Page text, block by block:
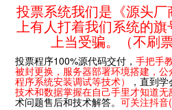
投票系统我们是《源头
上有人打着我们系统的
上当受骗。（不刷
投票程序100%源代码交付，手把手
被封更换，服务器部署环境搭建，
程序系统安装调试等技术） ，直到学
技术和数据掌握在自己手里才知道
术问题售后和技术解答。可关注抖